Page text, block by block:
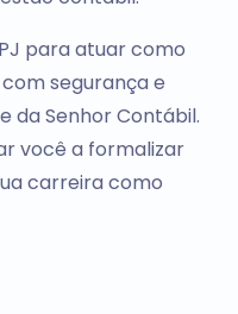
para atuar como
segurança e
da Senhor Contábil.
você a formalizar
carreira como